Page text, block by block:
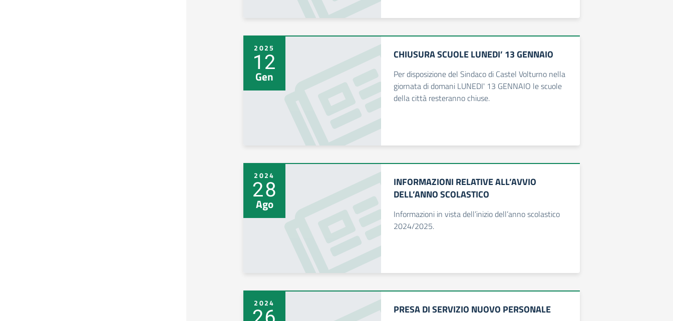
2025
12
Gen
CHIUSURA SCUOLE LUNEDI’ 13 GENNAIO
Per disposizione del Sindaco di Castel Volturno nella
giornata di domani LUNEDI' 13 GENNAIO le scuole
della città resteranno chiuse.
2024
28
Ago
INFORMAZIONI RELATIVE ALL’AVVIO
DELL’ANNO SCOLASTICO
Informazioni in vista dell’inizio dell’anno scolastico
2024/2025.
2024 PRESA DI SERVIZIO NUOVO PERSONALE